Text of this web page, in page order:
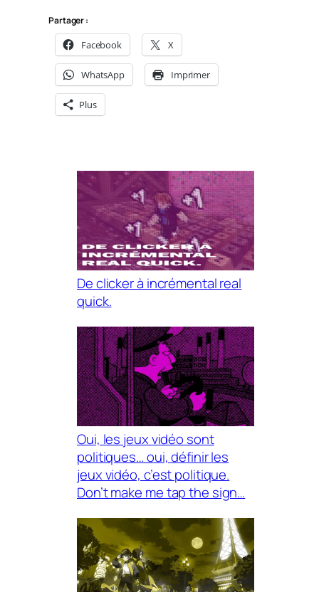
Partager :
Facebook X
WhatsApp Imprimer
Plus
De clicker à incrémental real
quick.
Oui, les jeux vidéo sont
politiques… oui, définir les
jeux vidéo, c’est politique.
Don’t make me tap the sign…